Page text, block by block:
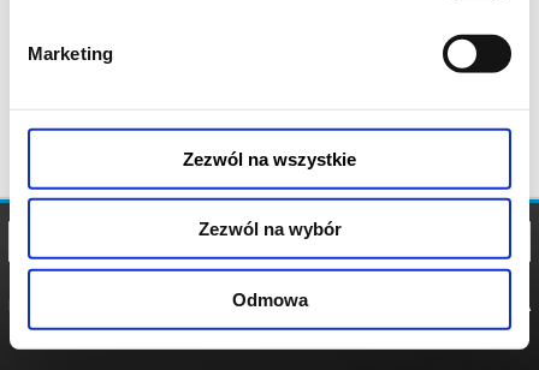
Marketing
Zezwól na wszystkie
Zezwól na wybór
Odmowa
POLITYKA
POLITYKA